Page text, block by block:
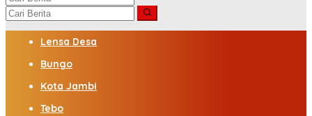
Lensa Desa
Bungo
Kota Jambi
Tebo